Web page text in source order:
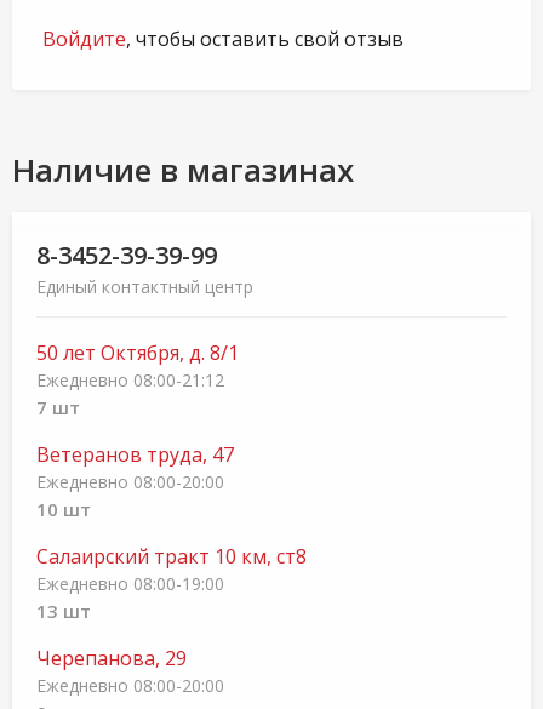
Войдите, чтобы оставить свой отзыв
Наличие в магазинах
8-3452-39-39-99
Единый контактный центр
50 лет Октября, д. 8/1
Ежедневно 08:00-21:12
7 шт
Ветеранов труда, 47
Ежедневно 08:00-20:00
10 шт
Салаирский тракт 10 км, ст8
Ежедневно 08:00-19:00
13 шт
Черепанова, 29
Ежедневно 08:00-20:00